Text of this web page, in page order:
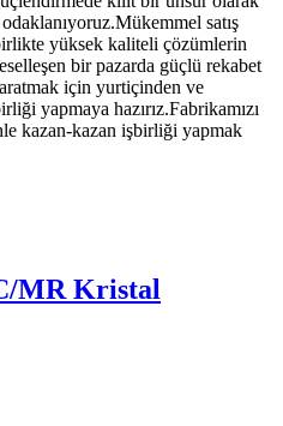
satış
yüksek kaliteli çözümlerin
bir pazarda güçlü rekabet
için yurtiçinden ve
yapmaya hazırız.Fabrikamızı
kazan-kazan işbirliği yapmak
MR Kristal